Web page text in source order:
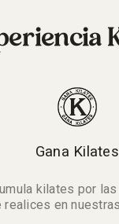
Gana Kilates
kilates por
realices en